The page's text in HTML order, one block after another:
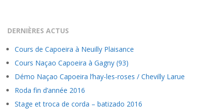
DERNIÈRES ACTUS
Cours de Capoeira à Neuilly Plaisance
Cours Naçao Capoeira à Gagny (93)
Démo Naçao Capoeira l’hay-les-roses / Chevilly Larue
Roda fin d’année 2016
Stage et troca de corda – batizado 2016